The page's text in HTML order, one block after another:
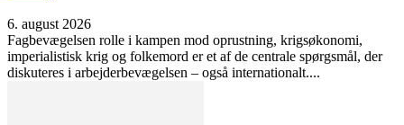
6. august 2026
Fagbevægelsen rolle i kampen mod oprustning, krigsøkonomi,
imperialistisk krig og folkemord er et af de centrale spørgsmål, der
diskuteres i arbejderbevægelsen – også internationalt....